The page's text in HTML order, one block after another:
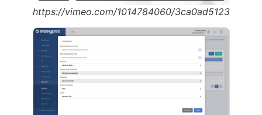
https://vimeo.com/1014784060/3ca0ad5123